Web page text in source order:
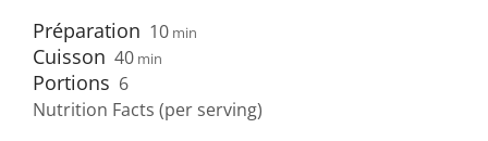
Préparation 10 min
Cuisson 40 min
Portions 6
Nutrition Facts (per serving)